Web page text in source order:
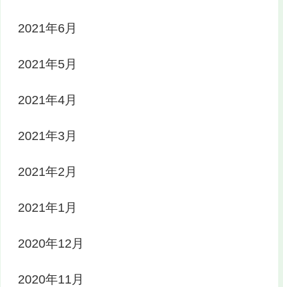
2021年6月
2021年5月
2021年4月
2021年3月
2021年2月
2021年1月
2020年12月
2020年11月